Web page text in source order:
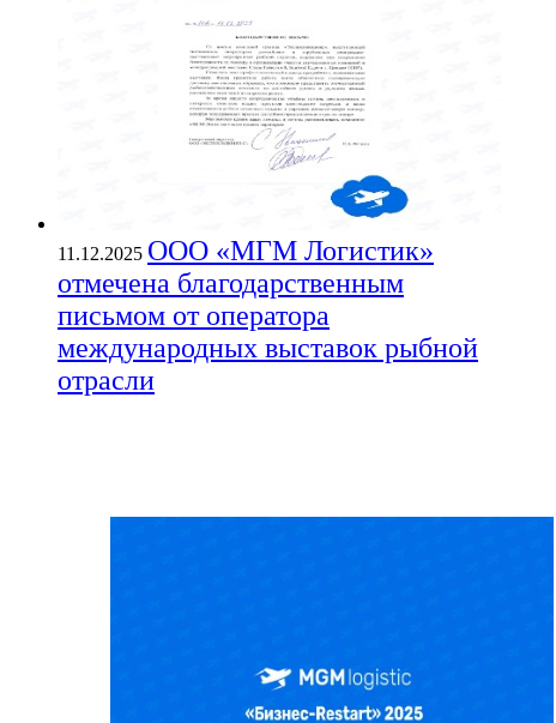
11.12.2025 ООО «МГМ Логистик»
отмечена благодарственным
письмом от оператора
международных выставок рыбной
отрасли